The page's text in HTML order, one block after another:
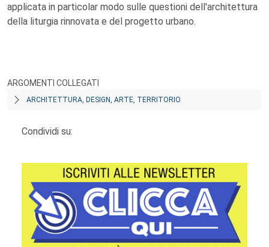
applicata in particolar modo sulle questioni dell'architettura
della liturgia rinnovata e del progetto urbano.
ARGOMENTI COLLEGATI
ARCHITETTURA, DESIGN, ARTE, TERRITORIO
Condividi su: